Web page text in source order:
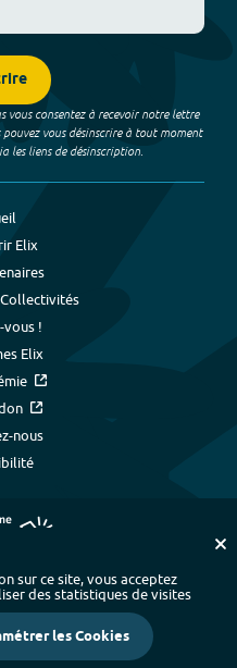
vous consentez à recevoir notre lettre
vous désinscrire à tout moment
les liens de désinscription.
Elix
vous !
Elix
nous
alphabétique
-
- Paramétrer les cookies
sur ce site, vous acceptez
des statistiques de visites
les Cookies